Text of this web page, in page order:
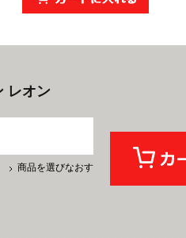
レオン
商品を選びなおす